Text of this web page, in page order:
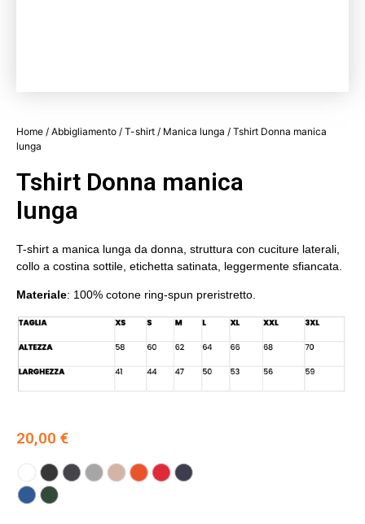
Home / Abbigliamento / T-shirt / Manica lunga / Tshirt Donna manica
lunga
Tshirt Donna manica
lunga
T-shirt a manica lunga da donna, struttura con cuciture laterali,
collo a costina sottile, etichetta satinata, leggermente sfiancata.
Materiale: 100% cotone ring-spun preristretto.
20,00 €